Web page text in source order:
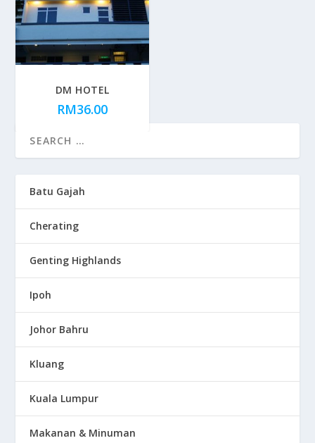
DM HOTEL
RM36.00
Batu Gajah
Cherating
Genting Highlands
Ipoh
Johor Bahru
Kluang
Kuala Lumpur
Makanan & Minuman